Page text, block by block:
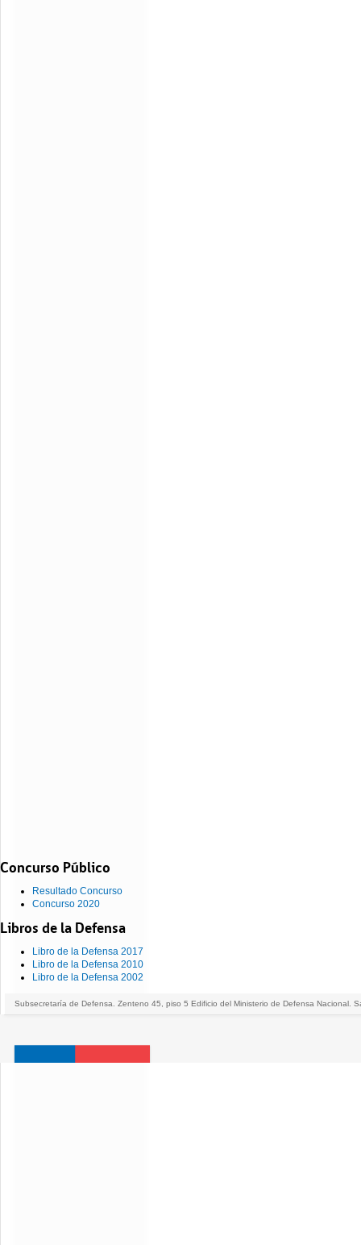
Concurso Público
Resultado Concurso
Concurso 2020
Libros de la Defensa
Libro de la Defensa 2017
Libro de la Defensa 2010
Libro de la Defensa 2002
Subsecretaría de Defensa. Zenteno 45, piso 5 Edificio del Ministerio de Defensa Nacional.